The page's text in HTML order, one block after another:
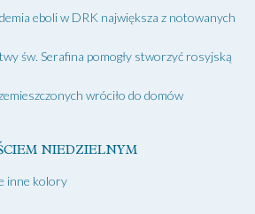
eboli w DRK największa z notowanych
św. Serafina pomogły stworzyć rosyjską
wróciło do domów
NIEDZIELNYM
inne kolory